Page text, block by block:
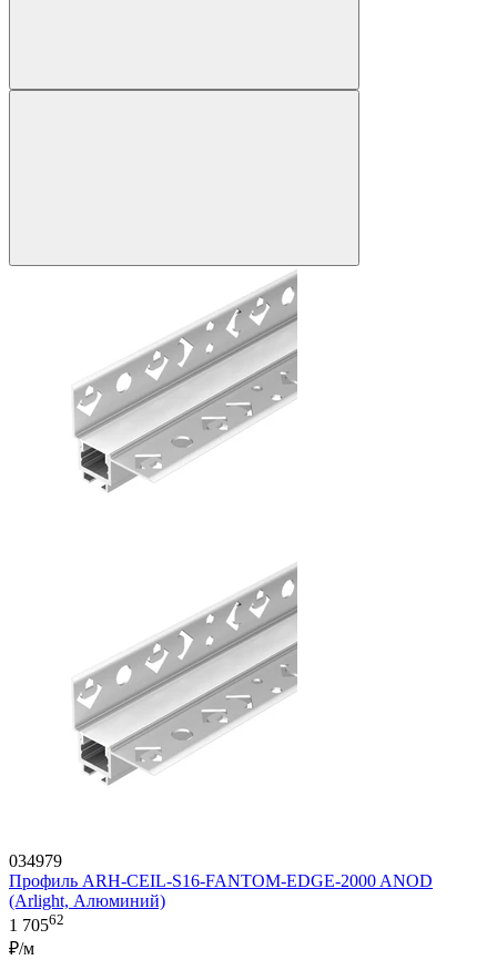
034979
Профиль ARH-CEIL-S16-FANTOM-EDGE-2000 ANOD
(Arlight, Алюминий)
1 70562
₽/м